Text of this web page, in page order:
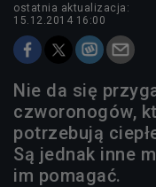
ostatnia aktualizacja:
15.12.2014 16:00
Nie da się
czworonogów,
potrzebują
Są jednak inne
im pomagać.